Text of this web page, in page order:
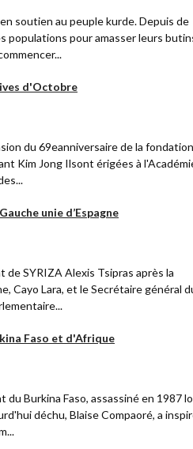
soutien au peuple kurde. Depuis de
populations pour amasser leurs
d'Octobre
du 69eanniversaire de la
Kim Jong Ilsont érigées à
unie d’Espagne
SYRIZA Alexis Tsipras après la
Cayo Lara, et le Secrétaire général
Faso et d'Afrique
du Burkina Faso, assassiné en 1987
déchu, Blaise Compaoré, a